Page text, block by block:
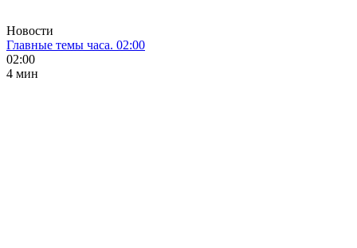
Новости
Главные темы часа. 02:00
02:00
4 мин